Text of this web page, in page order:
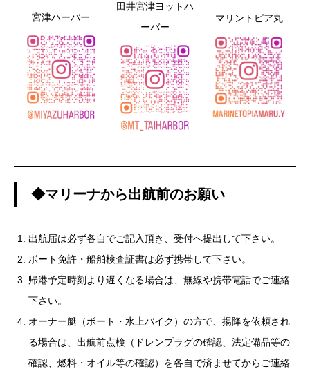
宮津ハーバー
田井宮津ヨットハ
ーバー
マリントピア丸
◆マリーナから出航前のお願い
出航届は必ず各自でご記入頂き、受付へ提出して下さい。
ボート免許・船舶検査証書は必ず携帯して下さい。
帰港予定時刻より遅くなる場合は、無線や携帯電話でご連絡
下さい。
オーナー艇（ボート・水上バイク）の方で、揚降を依頼され
る場合は、出航前点検（ドレンプラグの確認、法定備品等の
確認、燃料・オイル等の確認）を各自で済ませてからご連絡